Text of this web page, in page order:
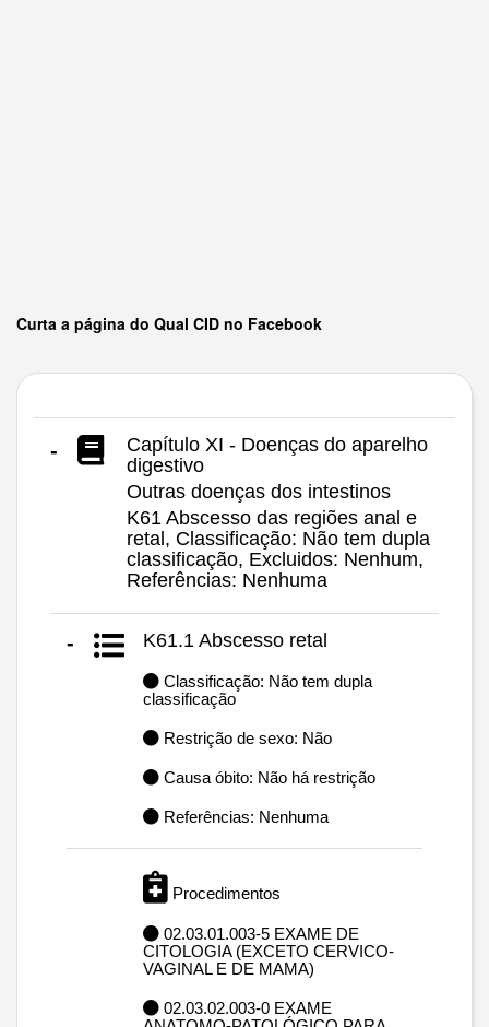
Curta a página do Qual CID no Facebook
-
Capítulo XI - Doenças do aparelho
digestivo
Outras doenças dos intestinos
K61 Abscesso das regiões anal e
retal, Classificação: Não tem dupla
classificação, Excluidos: Nenhum,
Referências: Nenhuma
- K61.1 Abscesso retal
Classificação: Não tem dupla
classificação
Restrição de sexo: Não
Causa óbito: Não há restrição
Referências: Nenhuma
Procedimentos
02.03.01.003-5 EXAME DE
CITOLOGIA (EXCETO CERVICO-
VAGINAL E DE MAMA)
02.03.02.003-0 EXAME